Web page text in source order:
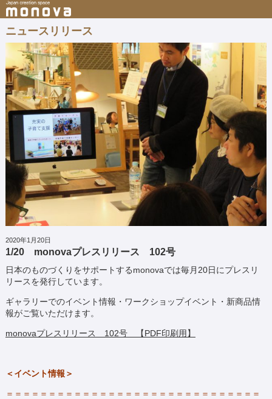
ニュースリリース
2020年1月20日
1/20 monovaプレスリリース 102号
日本のものづくりをサポートするmonovaでは毎月20日にプレスリ
リースを発行しています。
ギャラリーでのイベント情報・ワークショップイベント・新商品情
報がご覧いただけます。
monovaプレスリリース 102号 【PDF印刷用】
＜イベント情報＞
＝＝＝＝＝＝＝＝＝＝＝＝＝＝＝＝＝＝＝＝＝＝＝＝＝＝＝＝＝＝